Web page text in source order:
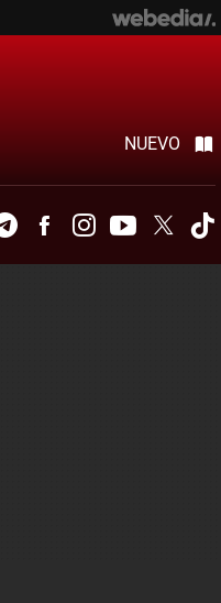
NUEVO
TelegramFacebookInstagramYoutubeTwitter